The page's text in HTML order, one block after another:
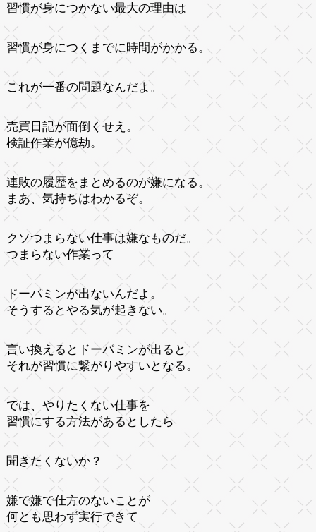
習慣が身につかない最大の理由は
習慣が身につくまでに時間がかかる。
これが一番の問題なんだよ。
売買日記が面倒くせえ。
検証作業が億劫。
連敗の履歴をまとめるのが嫌になる。
まあ、気持ちはわかるぞ。
クソつまらない仕事は嫌なものだ。
つまらない作業って
ドーパミンが出ないんだよ。
そうするとやる気が起きない。
言い換えるとドーパミンが出ると
それが習慣に繋がりやすいとなる。
では、やりたくない仕事を
習慣にする方法があるとしたら
聞きたくないか？
嫌で嫌で仕方のないことが
何とも思わず実行できて